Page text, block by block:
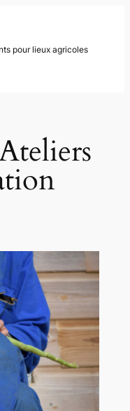
pour lieux agricoles